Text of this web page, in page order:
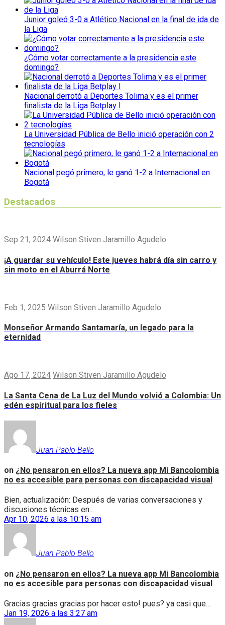
Junior goleó 3-0 a Atlético Nacional en la final de ida de
la Liga
¿Cómo votar correctamente a la presidencia este
domingo?
Nacional derrotó a Deportes Tolima y es el primer
finalista de la Liga Betplay I
La Universidad Pública de Bello inició operación con 2
tecnologías
Nacional pegó primero, le ganó 1-2 a Internacional en
Bogotá
Destacados
Sep 21, 2024 Wilson Stiven Jaramillo Agudelo
¡A guardar su vehículo! Este jueves habrá día sin carro y
sin moto en el Aburrá Norte
Feb 1, 2025 Wilson Stiven Jaramillo Agudelo
Monseñor Armando Santamaría, un legado para la
eternidad
Ago 17, 2024 Wilson Stiven Jaramillo Agudelo
La Santa Cena de La Luz del Mundo volvió a Colombia: Un
edén espiritual para los fieles
Juan Pablo Bello
on ¿No pensaron en ellos? La nueva app Mi Bancolombia
no es accesible para personas con discapacidad visual
Bien, actualización: Después de varias conversaciones y
discusiones técnicas en...
Apr 10, 2026 a las 10:15 am
Juan Pablo Bello
on ¿No pensaron en ellos? La nueva app Mi Bancolombia
no es accesible para personas con discapacidad visual
Gracias gracias gracias por hacer esto! pues? ya casi que...
Jan 19, 2026 a las 3:27 am